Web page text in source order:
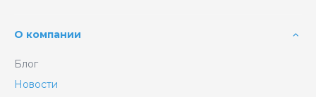
О компании
Блог
Новости